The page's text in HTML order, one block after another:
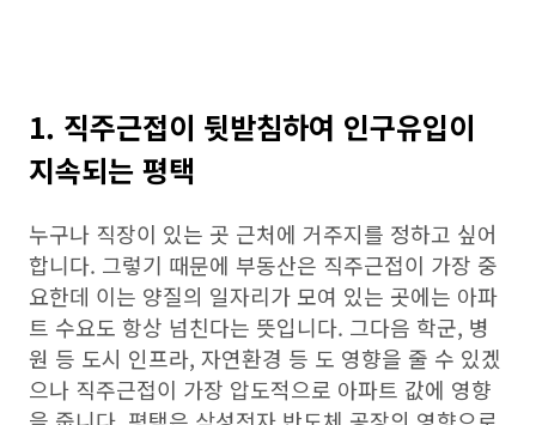
1. 직주근접이 뒷받침하여 인구유입이
지속되는 평택
누구나 직장이 있는 곳 근처에 거주지를 정하고 싶어
합니다. 그렇기 때문에 부동산은 직주근접이 가장 중
요한데 이는 양질의 일자리가 모여 있는 곳에는 아파
트 수요도 항상 넘친다는 뜻입니다. 그다음 학군, 병
원 등 도시 인프라, 자연환경 등 도 영향을 줄 수 있겠
으나 직주근접이 가장 압도적으로 아파트 값에 영향